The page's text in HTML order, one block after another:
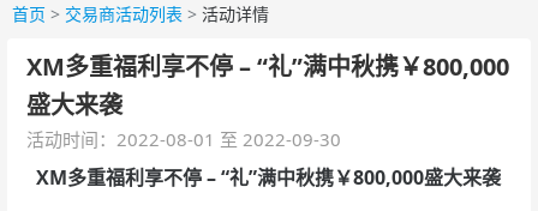
首页 > 交易商活动列表 > 活动详情
XM多重福利享不停 – “礼”满中秋携￥800,000
盛大来袭
活动时间：2022-08-01 至 2022-09-30
XM多重福利享不停 – “礼”满中秋携￥800,000盛大来袭